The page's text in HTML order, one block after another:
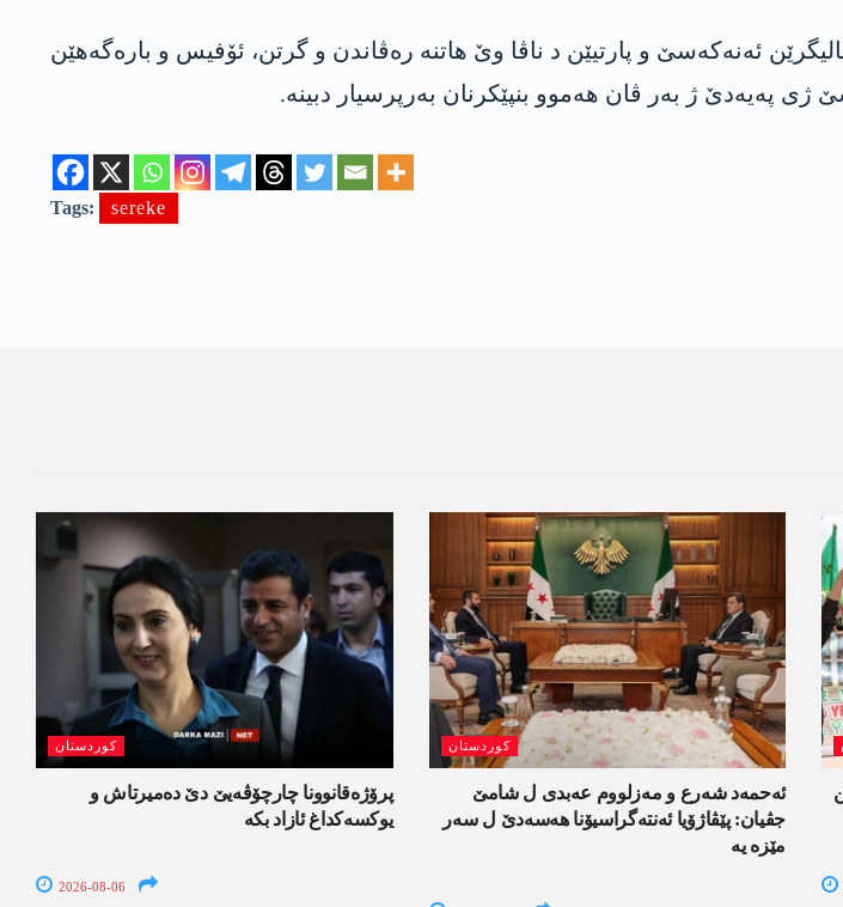
ئەنەکەسێ و پارتیێن د ناڤا وێ ھاتنە رەڤاندن و گرتن، ئۆفیس و بارەگەھێن
پەیەدێ ژ بەر ڤان ھەموو بنپێکرنان بەرپرسیار دبینە.
Tags: sereke
کوردستان
پرۆژەقانوونا چارچۆڤەیێ دێ دەمیرتاش و
یوکسەکداغ ئازاد بکە
2026-08-06
کوردستان
ئەحمەد شەرع و مەزلووم عەبدی ل شامێ
جڤیان: پێڤاژۆیا ئەنتەگراسیۆنا ھەسەدێ ل سەر
مێزە یە